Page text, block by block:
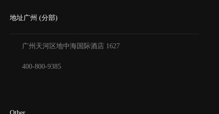
地址广州 (分部)
广州天河区地中海国际酒店 1627
400-800-9385